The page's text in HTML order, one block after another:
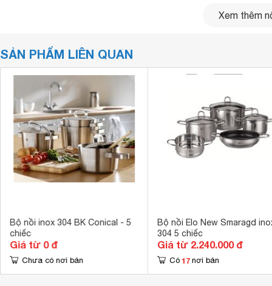
Xem thêm
SẢN PHẨM LIÊN QUAN
Bộ nồi inox 304 BK Conical - 5
chiếc
Giá từ 0 đ
Chưa có nơi bán
Bộ nồi Elo New Smaragd
304 5 chiếc
Giá từ 2.240.000 đ
Có 17 nơi bán